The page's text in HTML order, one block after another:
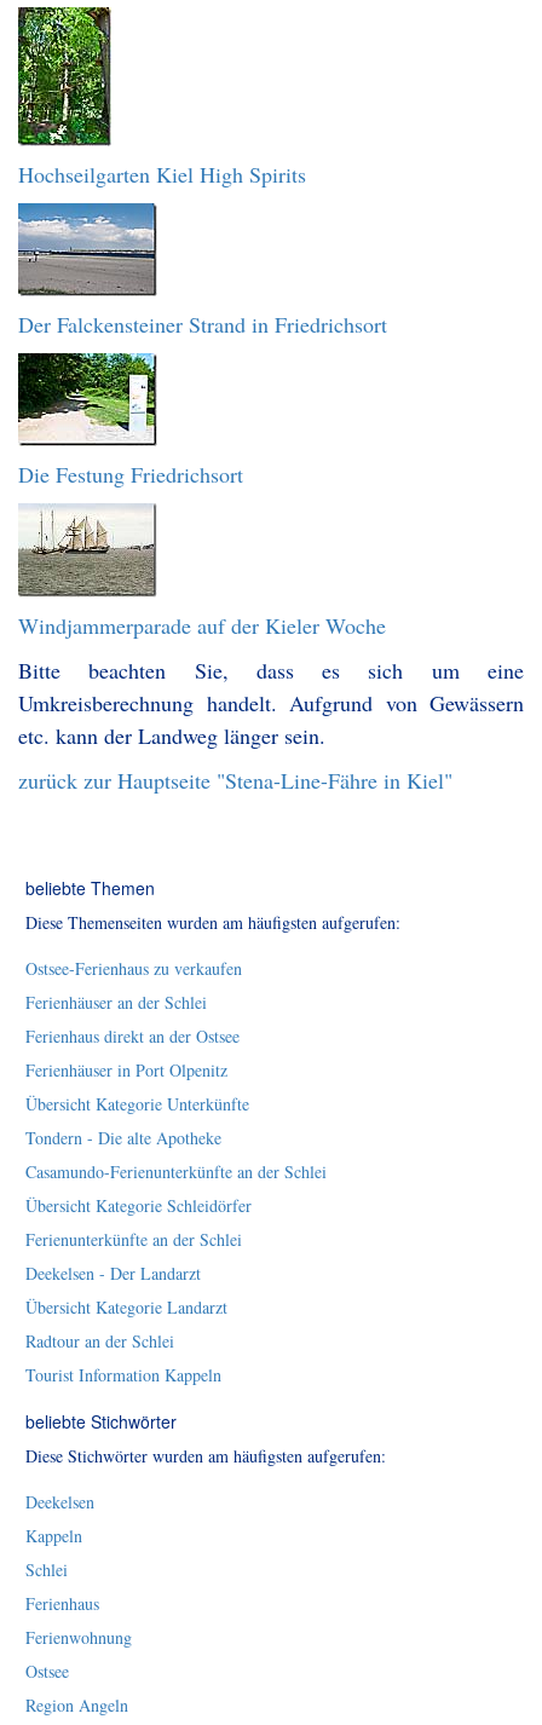
Hochseilgarten Kiel High Spirits
Der Falckensteiner Strand in Friedrichsort
Die Festung Friedrichsort
Windjammerparade auf der Kieler Woche
Bitte beachten Sie, dass es sich um eine
Umkreisberechnung handelt. Aufgrund von Gewässern
etc. kann der Landweg länger sein.
zurück zur Hauptseite "Stena-Line-Fähre in Kiel"
beliebte Themen
Diese Themenseiten wurden am häufigsten aufgerufen:
Ostsee-Ferienhaus zu verkaufen
Ferienhäuser an der Schlei
Ferienhaus direkt an der Ostsee
Ferienhäuser in Port Olpenitz
Übersicht Kategorie Unterkünfte
Tondern - Die alte Apotheke
Casamundo-Ferienunterkünfte an der Schlei
Übersicht Kategorie Schleidörfer
Ferienunterkünfte an der Schlei
Deekelsen - Der Landarzt
Übersicht Kategorie Landarzt
Radtour an der Schlei
Tourist Information Kappeln
beliebte Stichwörter
Diese Stichwörter wurden am häufigsten aufgerufen:
Deekelsen
Kappeln
Schlei
Ferienhaus
Ferienwohnung
Ostsee
Region Angeln